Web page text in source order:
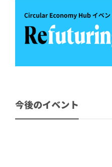
今後のイベント